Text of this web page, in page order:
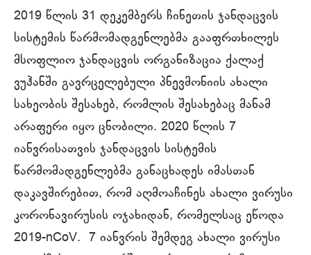
2019 წლის 31 დეკემბერს ჩინეთის ჯანდაცვის
სისტემის წარმომადგენლებმა გააფრთხილეს
მსოფლიო ჯანდაცვის ორგანიზაცია ქალაქ
ვუჰანში გავრცელებული პნევმონიის ახალი
სახეობის შესახებ, რომლის შესახებაც მანამ
არაფერი იყო ცნობილი. 2020 წლის 7
იანვრისათვის ჯანდაცვის სისტემის
წარმომადგენლებმა განაცხადეს იმასთან
დაკავშირებით, რომ აღმოაჩინეს ახალი ვირუსი
კორონავირუსის ოჯახიდან, რომელსაც ეწოდა
2019-nCoV. 7 იანვრის შემდეგ ახალი ვირუსი